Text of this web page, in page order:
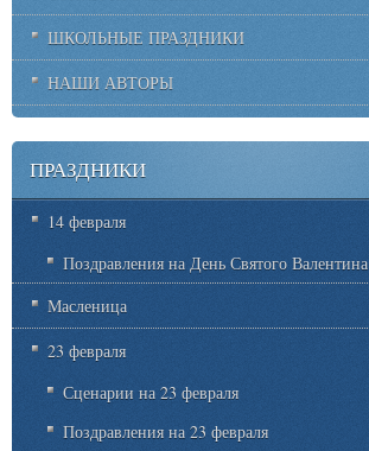
ШКОЛЬНЫЕ ПРАЗДНИКИ
НАШИ АВТОРЫ
ПРАЗДНИКИ
14 февраля
Поздравления на День Святого Валентина
Масленица
23 февраля
Сценарии на 23 февраля
Поздравления на 23 февраля